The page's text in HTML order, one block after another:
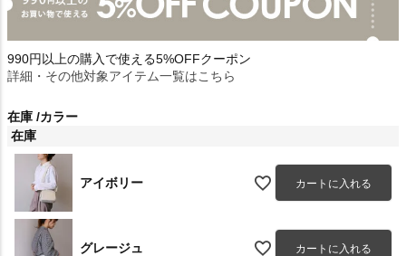
990円以上の購入で使える5%OFFクーポン
詳細・その他対象アイテム一覧はこちら
在庫 カラー
在庫
アイボリー カートに入れる
グレージュ カートに入れる